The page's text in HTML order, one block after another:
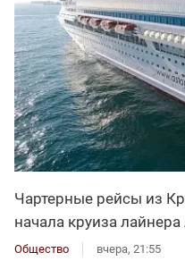
Чартерные рейсы из
начала круиза
Общество вчера, 21:55